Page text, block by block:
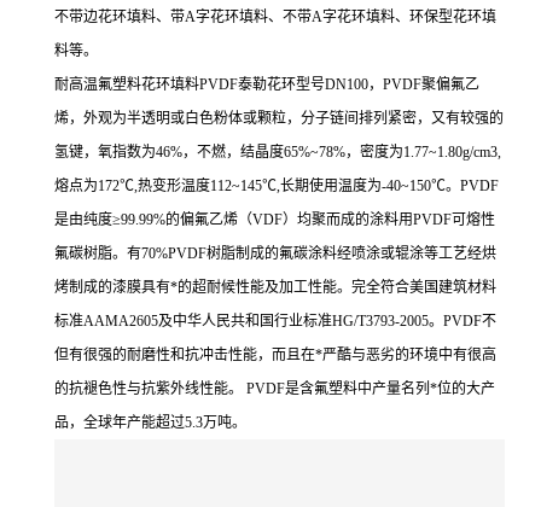
不带边花环填料、带A字花环填料、不带A字花环填料、环保型花环填
料等。
耐高温氟塑料花环填料PVDF泰勒花环型号DN100，PVDF聚偏氟乙
烯，外观为半透明或白色粉体或颗粒，分子链间排列紧密，又有较强的
氢键，氧指数为46%，不燃，结晶度65%~78%，密度为1.77~1.80g/cm3,
熔点为172℃,热变形温度112~145℃,长期使用温度为-40~150℃。PVDF
是由纯度≥99.99%的偏氟乙烯（VDF）均聚而成的涂料用PVDF可熔性
氟碳树脂。有70%PVDF树脂制成的氟碳涂料经喷涂或辊涂等工艺经烘
烤制成的漆膜具有*的超耐候性能及加工性能。完全符合美国建筑材料
标准AAMA2605及中华人民共和国行业标准HG/T3793-2005。PVDF不
但有很强的耐磨性和抗冲击性能，而且在*严酷与恶劣的环境中有很高
的抗褪色性与抗紫外线性能。 PVDF是含氟塑料中产量名列*位的大产
品，全球年产能超过5.3万吨。